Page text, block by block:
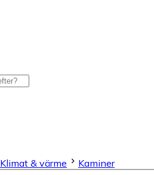
Klimat & värme Kaminer